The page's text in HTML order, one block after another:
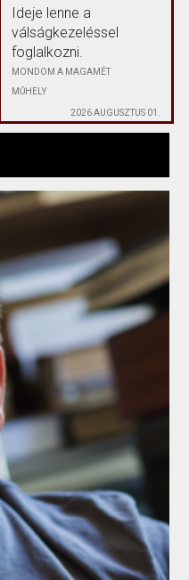
Ideje lenne a
válságkezeléssel
foglalkozni.
MONDOM A MAGAMÉT
MŰHELY
2026 AUGUSZTUS 01.